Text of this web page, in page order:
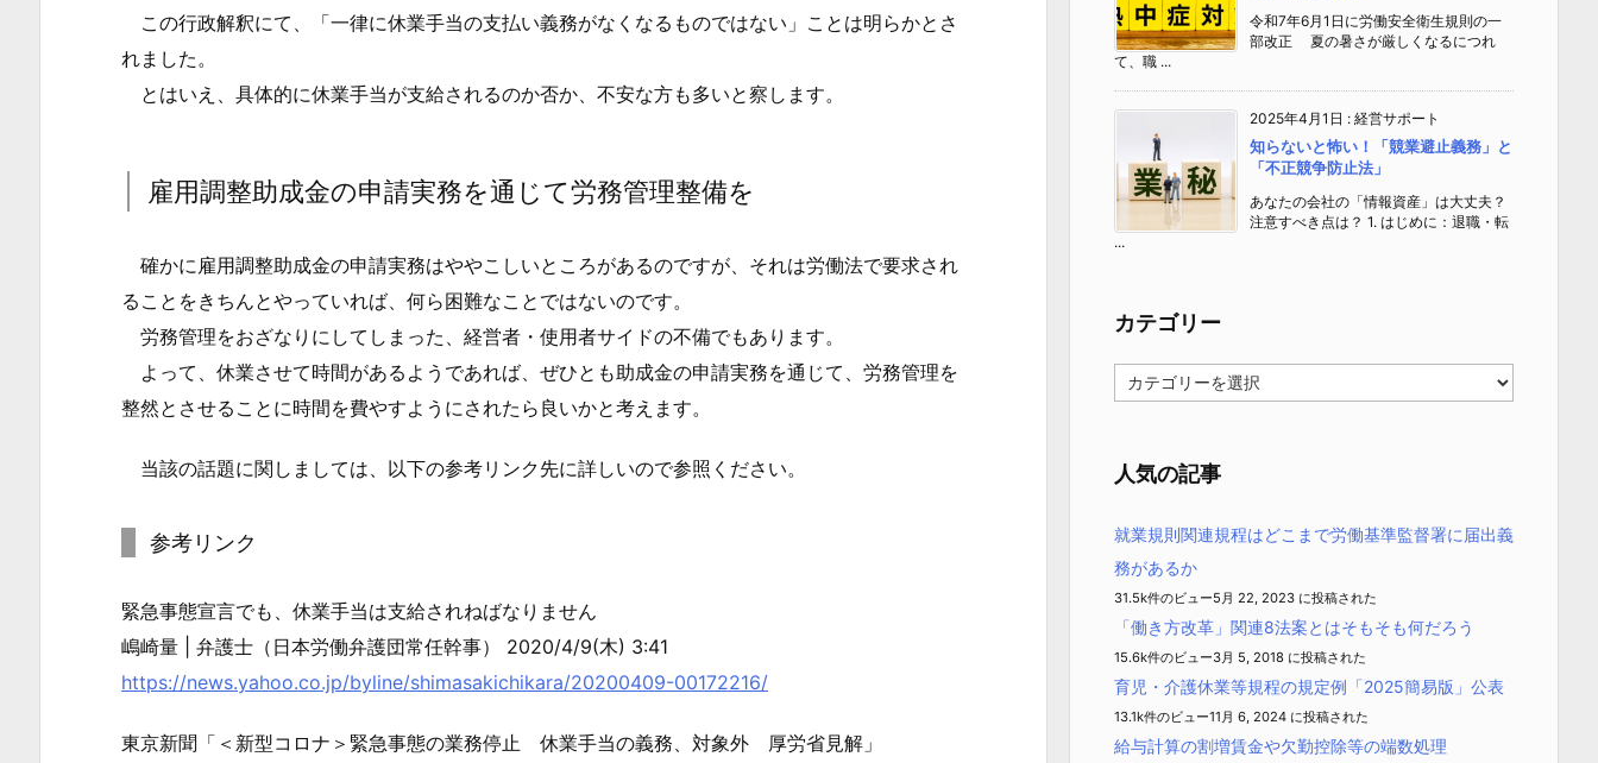
の
は
3.
当
に
関
す
厚
労
省
見
解
流
この行政解釈にて、「一律に休業手当の支払い義務がなくなるものではない」ことは明らかとさ
れました。
とはいえ、具体的に休業手当が支給されるのか否か、不安な方も多いと察します。
雇用調整助成金の申請実務を通じて労務管理整備を
確かに雇用調整助成金の申請実務はややこしいところがあるのですが、それは労働法で要求され
ることをきちんとやっていれば、何ら困難なことではないのです。
労務管理をおざなりにしてしまった、経営者・使用者サイドの不備でもあります。
よって、休業させて時間があるようであれば、ぜひとも助成金の申請実務を通じて、労務管理を
整然とさせることに時間を費やすようにされたら良いかと考えます。
当該の話題に関しましては、以下の参考リンク先に詳しいので参照ください。
参考リンク
緊急事態宣言でも、休業手当は支給されねばなりません
嶋崎量 | 弁護士（日本労働弁護団常任幹事） 2020/4/9(木) 3:41
https://news.yahoo.co.jp/byline/shimasakichikara/20200409-00172216/
東京新聞「＜新型コロナ＞緊急事態の業務停止 休業手当の義務、対象外 厚労省見解」
令和7年6月1日に労働安全衛生規則の一
部改正 夏の暑さが厳しくなるにつれ
て、職 ...
2025年4月1日 : 経営サポート
知らないと怖い！「競業避止義務」と
「不正競争防止法」
あなたの会社の「情報資産」は大丈夫？
注意すべき点は？ 1. はじめに：退職・転
...
カテゴリー
テ
ー
人気の記事
就業規則関連規程はどこまで労働基準監督署に届出義
務があるか
31.5k件のビュー5月 22, 2023 に投稿された
「働き方改革」関連8法案とはそもそも何だろう
15.6k件のビュー3月 5, 2018 に投稿された
育児・介護休業等規程の規定例「2025簡易版」公表
13.1k件のビュー11月 6, 2024 に投稿された
給与計算の割増賃金や欠勤控除等の端数処理